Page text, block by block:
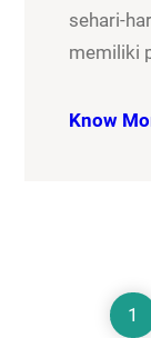
sehari-
memiliki
Know
1